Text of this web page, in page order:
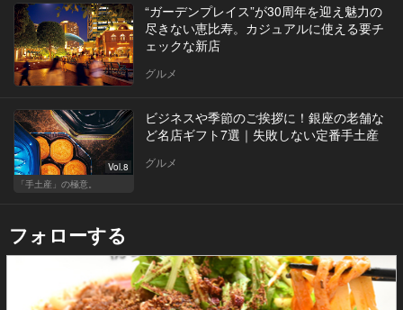
“ガーデンプレイス”が30周年を迎え魅力の
尽きない恵比寿。カジュアルに使える要チ
ェックな新店
グルメ
Vol.8
「手土産」の極意。
ビジネスや季節のご挨拶に！銀座の老舗な
ど名店ギフト7選｜失敗しない定番手土産
グルメ
フォローする